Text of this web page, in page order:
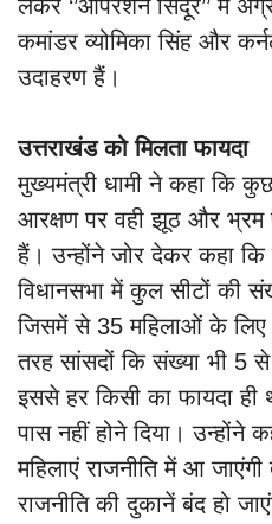
लेकर ‘’ऑपरेशन सिंदूर’’ में
कमांडर व्योमिका सिंह और
उदाहरण हैं।
उत्तराखंड को मिलता फायदा
मुख्यमंत्री धामी ने कहा कि
आरक्षण पर वही झूठ और
हैं। उन्होंने जोर देकर कहा कि
विधानसभा में कुल सीटों की
जिसमें से 35 महिलाओं के लिए
तरह सांसदों कि संख्या भी 5
इससे हर किसी का फायदा ही
पास नहीं होने दिया। उन्होंने
महिलाएं राजनीति में आ
राजनीति की दुकानें बंद हो